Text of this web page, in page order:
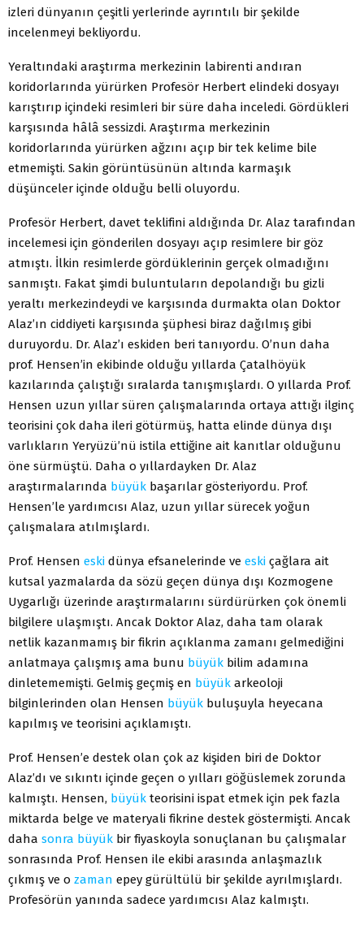
izleri dünyanın çeşitli yerlerinde ayrıntılı bir şekilde
incelenmeyi bekliyordu.
Yeraltındaki araştırma merkezinin labirenti andıran
koridorlarında yürürken Profesör Herbert elindeki dosyayı
karıştırıp içindeki resimleri bir süre daha inceledi. Gördükleri
karşısında hâlâ sessizdi. Araştırma merkezinin
koridorlarında yürürken ağzını açıp bir tek kelime bile
etmemişti. Sakin görüntüsünün altında karmaşık
düşünceler içinde olduğu belli oluyordu.
Profesör Herbert, davet teklifini aldığında Dr. Alaz tarafından
incelemesi için gönderilen dosyayı açıp resimlere bir göz
atmıştı. İlkin resimlerde gördüklerinin gerçek olmadığını
sanmıştı. Fakat şimdi buluntuların depolandığı bu gizli
yeraltı merkezindeydi ve karşısında durmakta olan Doktor
Alaz’ın ciddiyeti karşısında şüphesi biraz dağılmış gibi
duruyordu. Dr. Alaz’ı eskiden beri tanıyordu. O’nun daha
prof. Hensen’in ekibinde olduğu yıllarda Çatalhöyük
kazılarında çalıştığı sıralarda tanışmışlardı. O yıllarda Prof.
Hensen uzun yıllar süren çalışmalarında ortaya attığı ilginç
teorisini çok daha ileri götürmüş, hatta elinde dünya dışı
varlıkların Yeryüzü’nü istila ettiğine ait kanıtlar olduğunu
öne sürmüştü. Daha o yıllardayken Dr. Alaz
araştırmalarında büyük başarılar gösteriyordu. Prof.
Hensen’le yardımcısı Alaz, uzun yıllar sürecek yoğun
çalışmalara atılmışlardı.
Prof. Hensen eski dünya efsanelerinde ve eski çağlara ait
kutsal yazmalarda da sözü geçen dünya dışı Kozmogene
Uygarlığı üzerinde araştırmalarını sürdürürken çok önemli
bilgilere ulaşmıştı. Ancak Doktor Alaz, daha tam olarak
netlik kazanmamış bir fikrin açıklanma zamanı gelmediğini
anlatmaya çalışmış ama bunu büyük bilim adamına
dinletememişti. Gelmiş geçmiş en büyük arkeoloji
bilginlerinden olan Hensen büyük buluşuyla heyecana
kapılmış ve teorisini açıklamıştı.
Prof. Hensen’e destek olan çok az kişiden biri de Doktor
Alaz’dı ve sıkıntı içinde geçen o yılları göğüslemek zorunda
kalmıştı. Hensen, büyük teorisini ispat etmek için pek fazla
miktarda belge ve materyali fikrine destek göstermişti. Ancak
daha sonra büyük bir fiyaskoyla sonuçlanan bu çalışmalar
sonrasında Prof. Hensen ile ekibi arasında anlaşmazlık
çıkmış ve o zaman epey gürültülü bir şekilde ayrılmışlardı.
Profesörün yanında sadece yardımcısı Alaz kalmıştı.